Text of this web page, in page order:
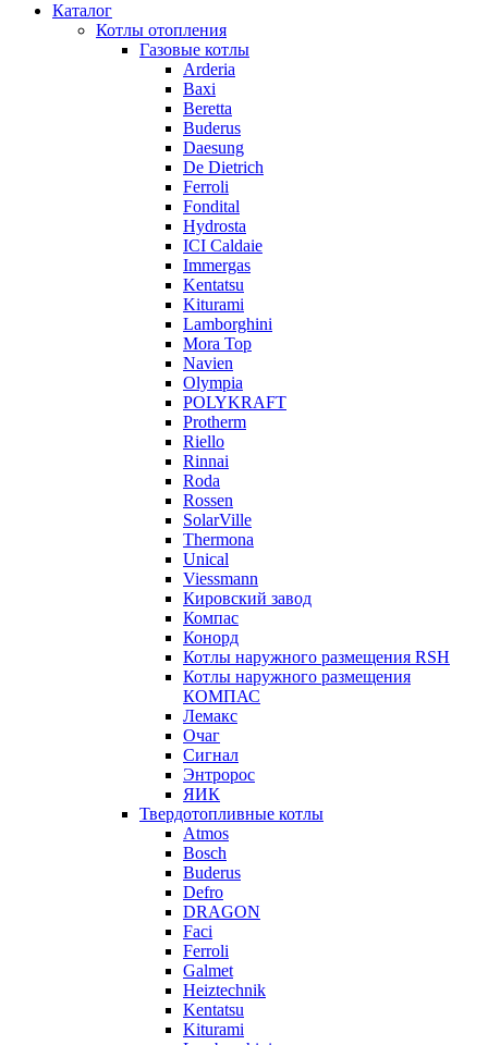
Каталог
Котлы отопления
Газовые котлы
Arderia
Baxi
Beretta
Buderus
Daesung
De Dietrich
Ferroli
Fondital
Hydrosta
ICI Caldaie
Immergas
Kentatsu
Kiturami
Lamborghini
Mora Top
Navien
Olympia
POLYKRAFT
Protherm
Riello
Rinnai
Roda
Rossen
SolarVille
Thermona
Unical
Viessmann
Кировский завод
Компас
Конорд
Котлы наружного размещения RSH
Котлы наружного размещения
КОМПАС
Лемакс
Очаг
Сигнал
Энтророс
ЯИК
Твердотопливные котлы
Atmos
Bosch
Buderus
Defro
DRAGON
Faci
Ferroli
Galmet
Heiztechnik
Kentatsu
Kiturami